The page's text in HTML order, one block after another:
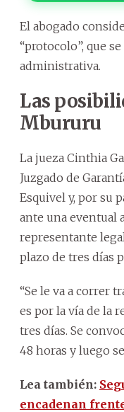
El abogado
“protocolo”, que
administrativa.
Las
Mbururu
La jueza Cinthia
Juzgado de
Esquivel y, por su
ante una eventual
representante
plazo de tres días
“Se le va a correr
es por la vía de la
tres días. Se
48 horas y luego
Lea también:
encadenan